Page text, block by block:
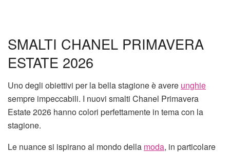
SMALTI CHANEL PRIMAVERA
ESTATE 2026
Uno degli obiettivi per la bella stagione è avere unghie
sempre impeccabili. I nuovi smalti Chanel Primavera
Estate 2026 hanno colori perfettamente in tema con la
stagione.
Le nuance si ispirano al mondo della moda, in particolare